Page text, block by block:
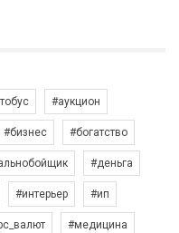
#аукцион
#бизнес #богатство
#деньга
#интерьер #ип
#медицина